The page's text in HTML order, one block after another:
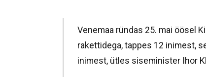
Venemaa ründas 25. mai öösel
rakettidega, tappes 12 inimest,
inimest, ütles siseminister Ihor